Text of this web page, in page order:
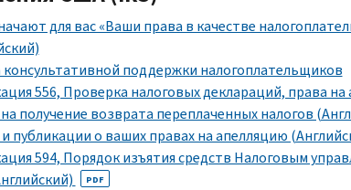
для вас «Ваши права в качестве
консультативной поддержки налогоплательщиков
556, Проверка налоговых деклараций, права
получение возврата переплаченных налогов
публикации о ваших правах на апелляцию
594, Порядок изъятия средств Налоговым
PDF